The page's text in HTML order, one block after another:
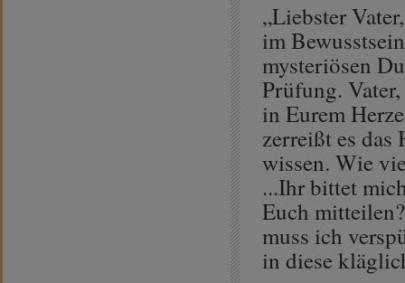
„Liebster
im
mysteriösen
Prüfung.
in Eurem
zerreißt es das
wissen. Wie
...Ihr bittet
Euch
muss ich
in diese